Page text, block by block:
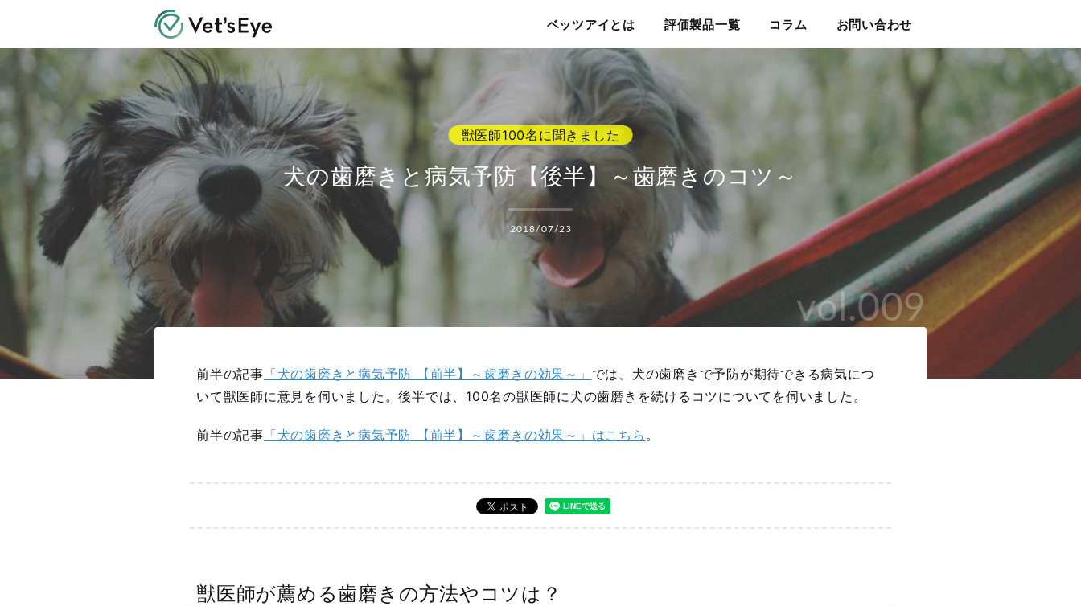
ベッツアイとは 評価製品一覧 コラム お問い合わせ
犬の歯磨きと病気予防【後半】～歯磨きのコツ～
2018/07/23
vol.009
前半の記事 「犬の歯磨きと病気予防 【前半】～歯磨きの効果～」 では、犬の歯磨きで予防が期待できる病気につ
いて獣医師に意見を伺いました。後半では、100名の獣医師に犬の歯磨きを続けるコツについてを伺いました。
前半の記事 「犬の歯磨きと病気予防 【前半】～歯磨きの効果～」はこちら 。
獣医師が薦める歯磨きの方法やコツは？